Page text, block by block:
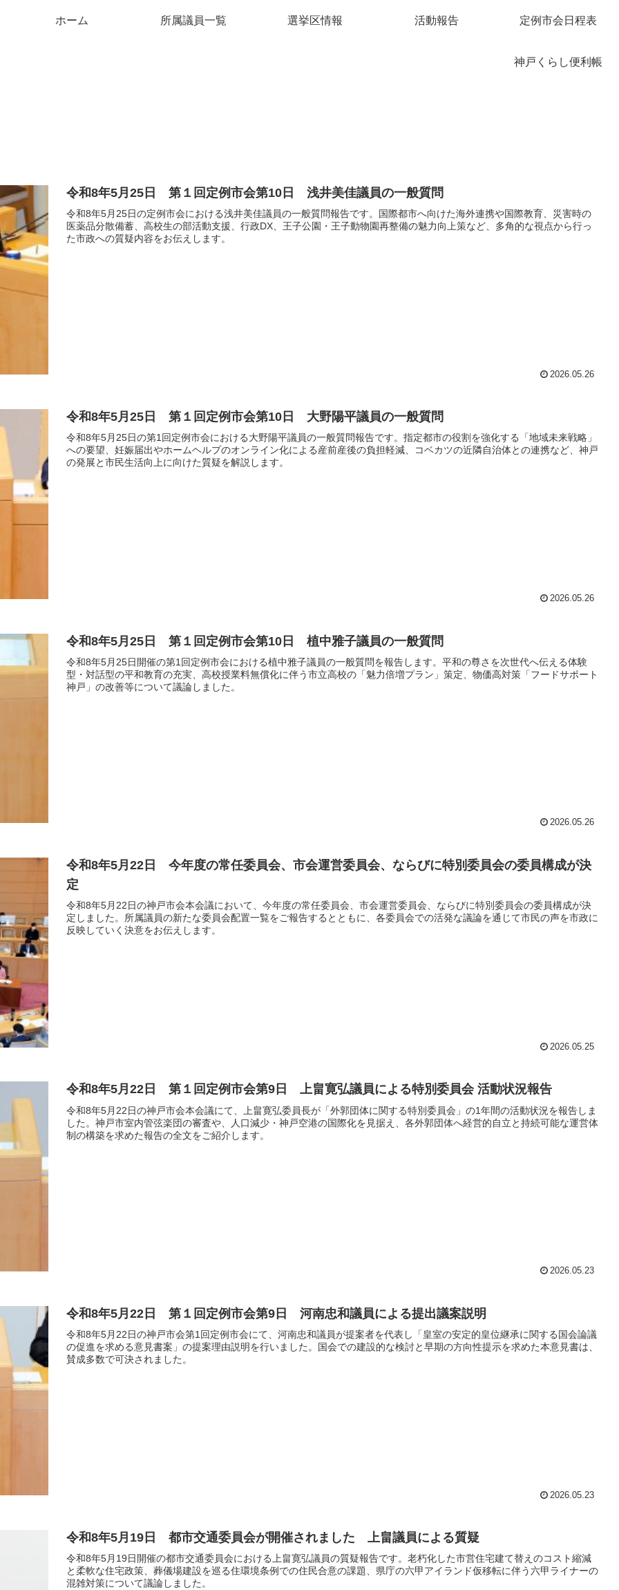
ホーム 所属議員一覧 選挙区情報 活動報告 定例市会日程表
神戸くらし便利帳
令和8年5月25日 第１回定例市会第10日 浅井美佳議員の一般質問
令和8年5月25日の定例市会における浅井美佳議員の一般質問報告です。国際都市へ向けた海外連携や国際教育、災害時の
医薬品分散備蓄、高校生の部活動支援、行政DX、王子公園・王子動物園再整備の魅力向上策など、多角的な視点から行っ
た市政への質疑内容をお伝えします。
2026.05.26
令和8年5月25日 第１回定例市会第10日 大野陽平議員の一般質問
令和8年5月25日の第1回定例市会における大野陽平議員の一般質問報告です。指定都市の役割を強化する「地域未来戦略」
への要望、妊娠届出やホームヘルプのオンライン化による産前産後の負担軽減、コベカツの近隣自治体との連携など、神戸
の発展と市民生活向上に向けた質疑を解説します。
2026.05.26
令和8年5月25日 第１回定例市会第10日 植中雅子議員の一般質問
令和8年5月25日開催の第1回定例市会における植中雅子議員の一般質問を報告します。平和の尊さを次世代へ伝える体験
型・対話型の平和教育の充実、高校授業料無償化に伴う市立高校の「魅力倍増プラン」策定、物価高対策「フードサポート
神戸」の改善等について議論しました。
2026.05.26
令和8年5月22日 今年度の常任委員会、市会運営委員会、ならびに特別委員会の委員構成が決
定
令和8年5月22日の神戸市会本会議において、今年度の常任委員会、市会運営委員会、ならびに特別委員会の委員構成が決
定しました。所属議員の新たな委員会配置一覧をご報告するとともに、各委員会での活発な議論を通じて市民の声を市政に
反映していく決意をお伝えします。
2026.05.25
令和8年5月22日 第１回定例市会第9日 上畠寛弘議員による特別委員会 活動状況報告
令和8年5月22日の神戸市会本会議にて、上畠寛弘委員長が「外郭団体に関する特別委員会」の1年間の活動状況を報告しま
した。神戸市室内管弦楽団の審査や、人口減少・神戸空港の国際化を見据え、各外郭団体へ経営的自立と持続可能な運営体
制の構築を求めた報告の全文をご紹介します。
2026.05.23
令和8年5月22日 第１回定例市会第9日 河南忠和議員による提出議案説明
令和8年5月22日の神戸市会第1回定例市会にて、河南忠和議員が提案者を代表し「皇室の安定的皇位継承に関する国会論議
の促進を求める意見書案」の提案理由説明を行いました。国会での建設的な検討と早期の方向性提示を求めた本意見書は、
賛成多数で可決されました。
2026.05.23
令和8年5月19日 都市交通委員会が開催されました 上畠議員による質疑
令和8年5月19日開催の都市交通委員会における上畠寛弘議員の質疑報告です。老朽化した市営住宅建て替えのコスト縮減
と柔軟な住宅政策、葬儀場建設を巡る住環境条例での住民合意の課題、県庁の六甲アイランド仮移転に伴う六甲ライナーの
混雑対策について議論しました。